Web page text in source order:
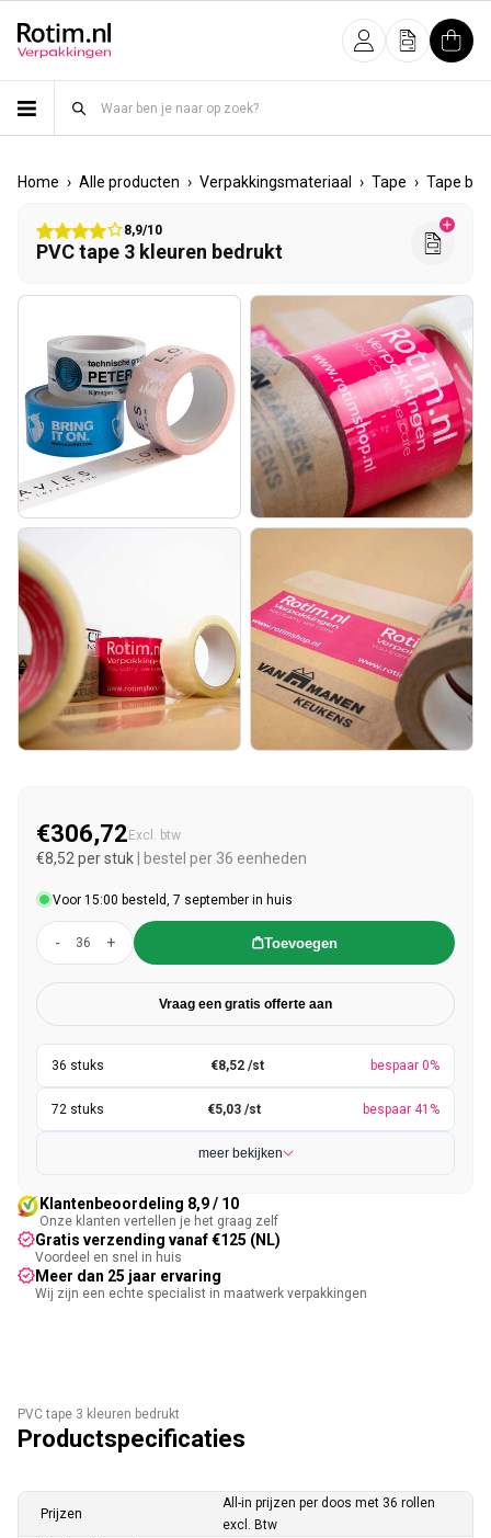
InloggenOfferte
Home › Alle producten › Verpakkingsmateriaal › Tape › Tape
8,9/10
PVC tape 3 kleuren bedrukt
Normale prijs
€306,72 Excl. btw
€8,52 per stuk | bestel per 36 eenheden
Voor 15:00 besteld, 7 september in huis
- + Toevoegen
Vraag een gratis offerte aan
€8,52 /st bespaar 0%
€5,03 /st bespaar 41%
meer bekijken
Klantenbeoordeling 8,9 / 10
Onze klanten vertellen je het graag zelf
Gratis verzending vanaf €125 (NL)
Voordeel en snel in huis
Meer dan 25 jaar ervaring
Wij zijn een echte specialist in maatwerk verpakkingen
PVC tape 3 kleuren bedrukt
Productspecificaties
Prijzen
All-in prijzen per doos met 36 rollen
excl. Btw